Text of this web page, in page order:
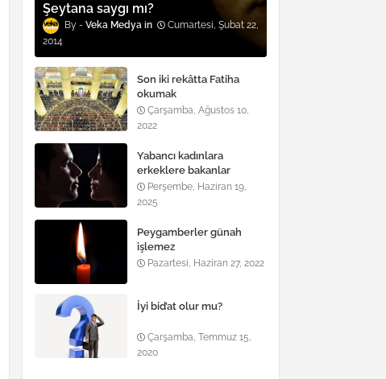
Şeytana saygı mı?
Veka Medya
Cumartesi, Şubat 22,
2014
Son iki rekâtta Fatiha
okumak
Çarşamba, Ağustos 10,
2022
Yabancı kadınlara
erkeklere bakanlar
Perşembe, Haziran 19,
2025
Peygamberler günah
işlemez
Pazartesi, Haziran 27, 2022
İyi bid’at olur mu?
Çarşamba, Temmuz 15,
2020